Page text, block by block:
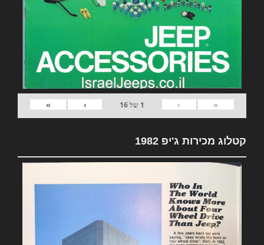
«
‹
1 של16
›
»
קטלוג מכירות ג'יפ 1982